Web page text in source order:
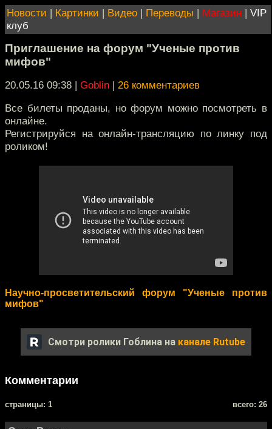
Новости | Картинки | Видео | Переводы | Магазин | VIP
клуб
Приглашение на форум "Ученые против
мифов"
20.05.16 09:38 | Goblin | 26 комментариев
Все билеты проданы, но форум можно посмотреть в
онлайне.
Регистрируйся на онлайн-трансляцию по линку под
роликом!
Научно-просветительский форум "Ученые против
мифов"
Смотри ролики Гоблина на канале Rutube
Комментарии
cтраницы: 1 всего: 26